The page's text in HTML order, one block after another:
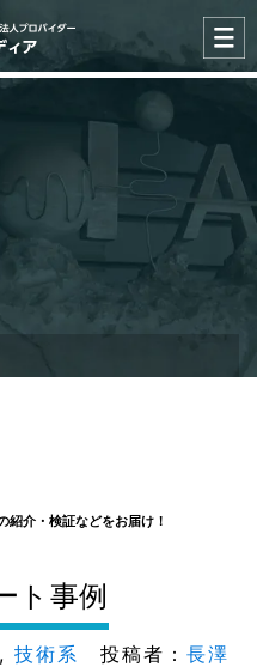
紹介・検証などをお届け！
ト事例
, 技術系 投稿者： 長澤